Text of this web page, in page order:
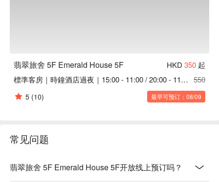
翡翠旅舍 5F Emerald House 5F HKD 350 起
標準客房｜時鐘酒店過夜｜15:00 - 11:00 / 20:00 - 11:00 550
5 (10) 最早可预订：08/09
常见问题
翡翠旅舍 5F Emerald House 5F开放线上预订吗？